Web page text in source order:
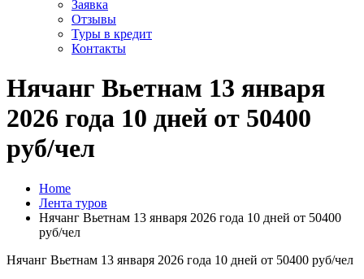
Заявка
Отзывы
Туры в кредит
Контакты
Нячанг Вьетнам 13 января
2026 года 10 дней от 50400
руб/чел
Home
Лента туров
Нячанг Вьетнам 13 января 2026 года 10 дней от 50400
руб/чел
Нячанг Вьетнам 13 января 2026 года 10 дней от 50400 руб/чел